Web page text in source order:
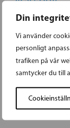
Din
Vi använder
personligt
trafiken på vår
samtycker du till
NYCKELN
Resolution
Helsingfors
LÄS